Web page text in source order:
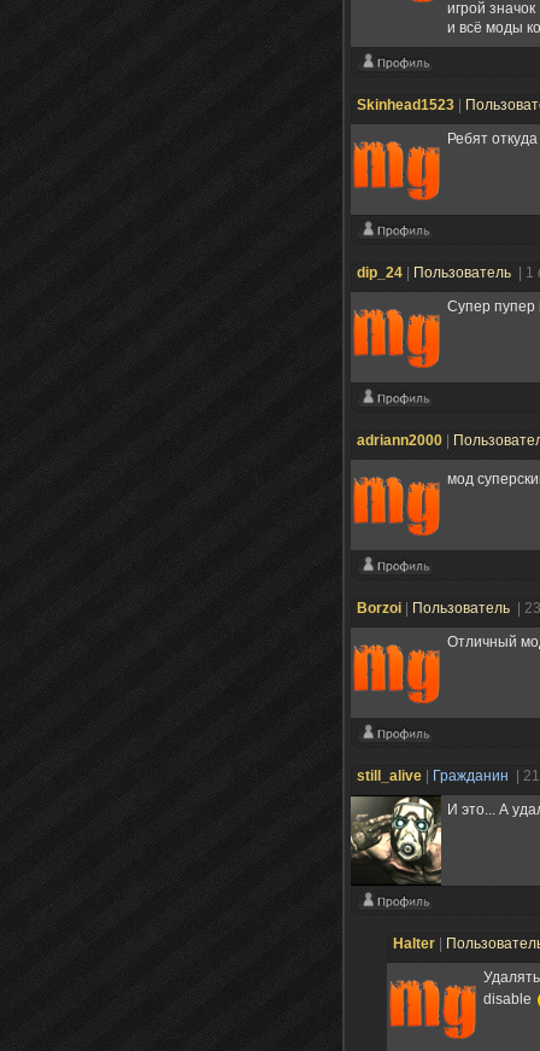
игрой
и всё моды
Skinhead1523
Ребят
dip_24 Пользователь
|
Супер пупер
adriann2000
мод
Borzoi Пользователь
|
Отличный
still_alive Гражданин
|
И это... А
Halter
disable